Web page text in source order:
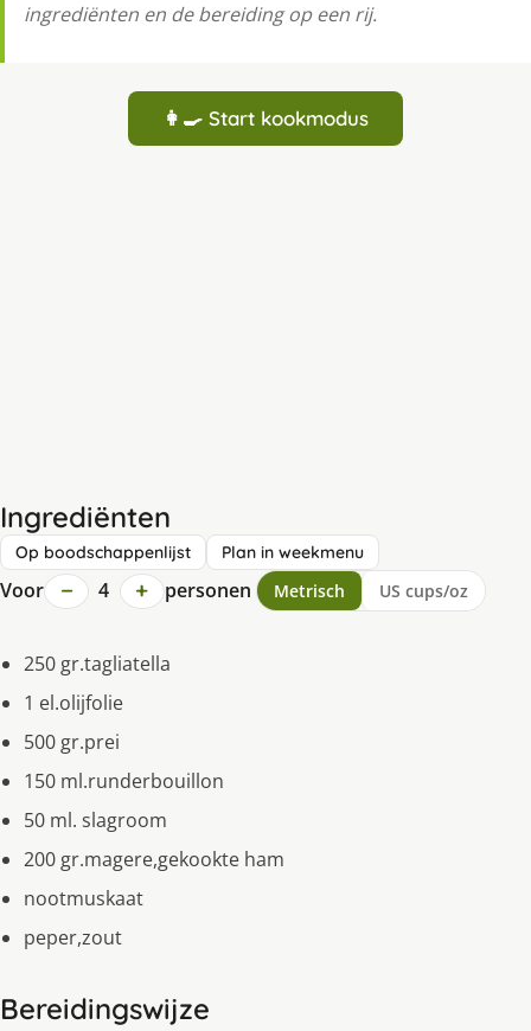
ingrediënten en de bereiding op een rij.
👩‍🍳 Start kookmodus
Ingrediënten
Op boodschappenlijst Plan in weekmenu
Voor − 4 + personen Metrisch US cups/oz
250 gr.tagliatella
1 el.olijfolie
500 gr.prei
150 ml.runderbouillon
50 ml. slagroom
200 gr.magere,gekookte ham
nootmuskaat
peper,zout
Bereidingswijze